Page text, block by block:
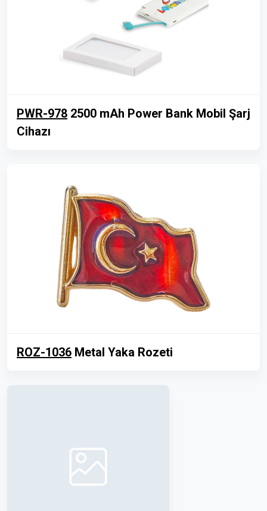
PWR-978 2500 mAh Power Bank Mobil Şarj
Cihazı
ROZ-1036 Metal Yaka Rozeti